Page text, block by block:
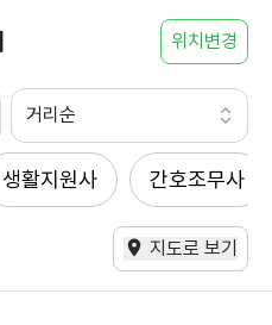
위치변경
거리순
생활지원사 간호조무사
지도로 보기